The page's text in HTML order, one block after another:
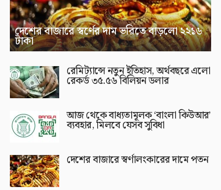
দেশের বাজারে স্বর্ণের দাম ভরিতে বাড়লো ২২১৬
টাকা
রেমিট্যান্সে নতুন ইতিহাস, অর্থবছরে এলো
রেকর্ড ৩৫.৫৬ বিলিয়ন ডলার
আজ থেকে বাধ্যতামূলক ‘বাংলা কিউআর’
ব্যবহার, মিলবে যেসব সুবিধা
দেশের বাজারে স্বর্ণালংকারের দামে পতন